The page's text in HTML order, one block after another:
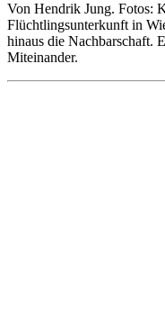
Von Hendrik Jung. Fotos:
Flüchtlingsunterkunft in
hinaus die Nachbarschaft.
Miteinander.